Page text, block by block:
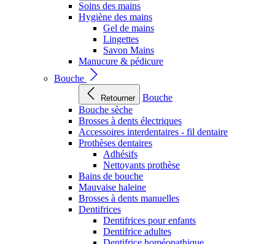
Soins des mains
Hygiène des mains
Gel de mains
Lingettes
Savon Mains
Manucure & pédicure
Bouche
Retourner
Bouche
Bouche sèche
Brosses à dents électriques
Accessoires interdentaires - fil dentaire
Prothèses dentaires
Adhésifs
Nettoyants prothèse
Bains de bouche
Mauvaise haleine
Brosses à dents manuelles
Dentifrices
Dentifrices pour enfants
Dentifrice adultes